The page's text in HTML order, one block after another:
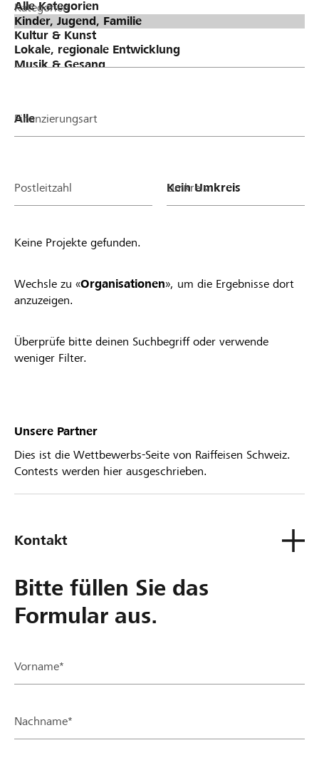
Kategorien
Finanzierungsart
Postleitzahl Umkreis
Keine Projekte gefunden.
Wechsle zu «Organisationen», um die Ergebnisse dort
anzuzeigen.
Überprüfe bitte deinen Suchbegriff oder verwende
weniger Filter.
Unsere Partner
Dies ist die Wettbewerbs-Seite von Raiffeisen Schweiz.
Contests werden hier ausgeschrieben.
Kontakt
Bitte füllen Sie das
Formular aus.
Vorname*
Nachname*